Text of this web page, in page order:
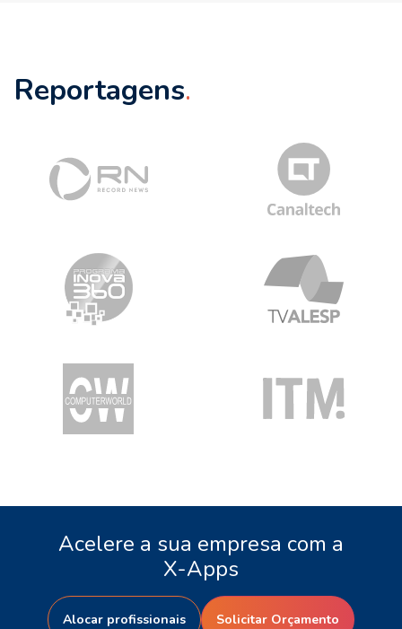
Reportagens
Acelere a sua empresa com a
X-Apps
Alocar profissionais Solicitar Orçamento